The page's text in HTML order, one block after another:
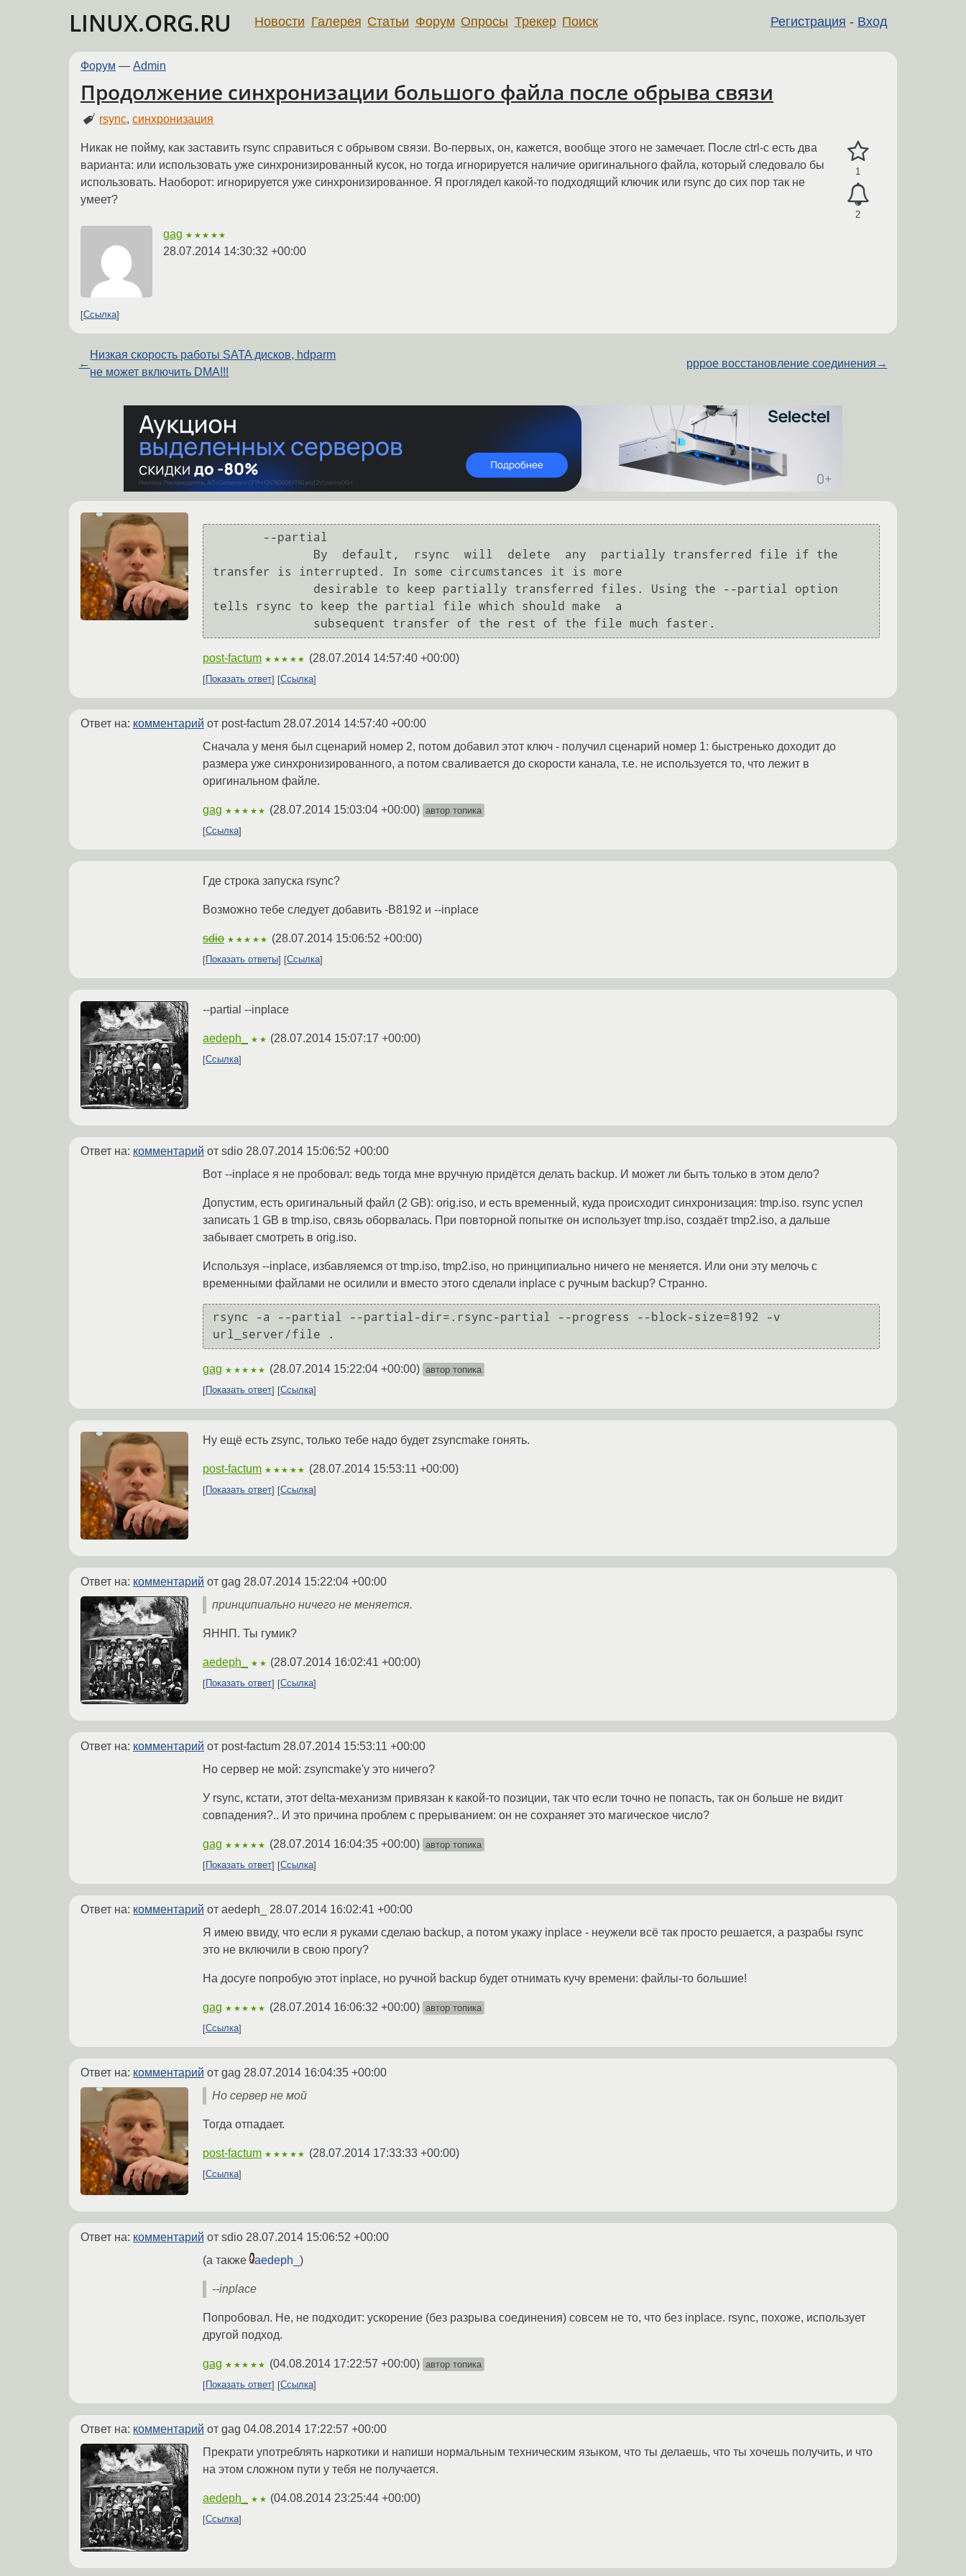
LINUX.ORG.RU Регистрация - Вход
Новости Галерея Статьи Форум Опросы Трекер Поиск
Форум — Admin
Продолжение синхронизации большого файла после обрыва связи
rsync,синхронизация
1
2
Никак не пойму, как заставить rsync справиться с обрывом связи. Во-первых, он, кажется, вообще этого не замечает. После ctrl-c есть два
варианта: или использовать уже синхронизированный кусок, но тогда игнорируется наличие оригинального файла, который следовало бы
использовать. Наоборот: игнорируется уже синхронизированное. Я проглядел какой-то подходящий ключик или rsync до сих пор так не
умеет?
gag ★★★★★
28.07.2014 14:30:32 +00:00
Ссылка
←
Низкая скорость работы SATA дисков, hdparm
не может включить DMA!!!
pppoe восстановление соединения →
transfer is interrupted. In some circumstances it is more
tells rsync to keep the partial file which should make  a
              subsequent transfer of the rest of the file much faster.
post-factum ★★★★★ (28.07.2014 14:57:40 +00:00)
Показать ответ Ссылка
Ответ на: комментарий от post-factum 28.07.2014 14:57:40 +00:00
Сначала у меня был сценарий номер 2, потом добавил этот ключ - получил сценарий номер 1: быстренько доходит до
размера уже синхронизированного, а потом сваливается до скорости канала, т.е. не используется то, что лежит в
оригинальном файле.
gag ★★★★★ (28.07.2014 15:03:04 +00:00) автор топика
Ссылка
Где строка запуска rsync?
Возможно тебе следует добавить -B8192 и --inplace
sdio ★★★★★ (28.07.2014 15:06:52 +00:00)
Показать ответы Ссылка
--partial --inplace
aedeph_ ★★ (28.07.2014 15:07:17 +00:00)
Ссылка
Ответ на: комментарий от sdio 28.07.2014 15:06:52 +00:00
Вот --inplace я не пробовал: ведь тогда мне вручную придётся делать backup. И может ли быть только в этом дело?
Допустим, есть оригинальный файл (2 GB): orig.iso, и есть временный, куда происходит синхронизация: tmp.iso. rsync успел
записать 1 GB в tmp.iso, связь оборвалась. При повторной попытке он использует tmp.iso, создаёт tmp2.iso, а дальше
забывает смотреть в orig.iso.
Используя --inplace, избавляемся от tmp.iso, tmp2.iso, но принципиально ничего не меняется. Или они эту мелочь с
временными файлами не осилили и вместо этого сделали inplace с ручным backup? Странно.
rsync -a --partial --partial-dir=.rsync-partial --progress --block-size=8192 -v
gag ★★★★★ (28.07.2014 15:22:04 +00:00) автор топика
Показать ответ
Ссылка
Ну ещё есть zsync, только тебе надо будет zsyncmake гонять.
post-factum ★★★★★ (28.07.2014 15:53:11 +00:00)
Показать ответ Ссылка
Ответ на: комментарий от gag 28.07.2014 15:22:04 +00:00
принципиально ничего не меняется.
ЯННП. Ты гумик?
aedeph_ ★★ (28.07.2014 16:02:41 +00:00)
Показать ответ Ссылка
Ответ на: комментарий от post-factum 28.07.2014 15:53:11 +00:00
Но сервер не мой: zsyncmake'у это ничего?
У rsync, кстати, этот delta-механизм привязан к какой-то позиции, так что если точно не попасть, так он больше не видит
совпадения?.. И это причина проблем с прерыванием: он не сохраняет это магическое число?
gag ★★★★★ (28.07.2014 16:04:35 +00:00) автор топика
Показать ответ
Ссылка
Ответ на: комментарий от aedeph_ 28.07.2014 16:02:41 +00:00
Я имею ввиду, что если я руками сделаю backup, а потом укажу inplace - неужели всё так просто решается, а разрабы rsync
это не включили в свою прогу?
На досуге попробую этот inplace, но ручной backup будет отнимать кучу времени: файлы-то большие!
gag ★★★★★ (28.07.2014 16:06:32 +00:00) автор топика
Ссылка
Ответ на: комментарий от gag 28.07.2014 16:04:35 +00:00
Но сервер не мой
Тогда отпадает.
post-factum ★★★★★ (28.07.2014 17:33:33 +00:00)
Ссылка
Ответ на: комментарий от sdio 28.07.2014 15:06:52 +00:00
(а также
aedeph_ )
--inplace
Попробовал. Не, не подходит: ускорение (без разрыва соединения) совсем не то, что без inplace. rsync, похоже, использует
другой подход.
gag ★★★★★ (04.08.2014 17:22:57 +00:00) автор топика
Показать ответ
Ссылка
Ответ на: комментарий от gag 04.08.2014 17:22:57 +00:00
Прекрати употреблять наркотики и напиши нормальным техническим языком, что ты делаешь, что ты хочешь получить, и что
на этом сложном пути у тебя не получается.
aedeph_ ★★ (04.08.2014 23:25:44 +00:00)
Ссылка